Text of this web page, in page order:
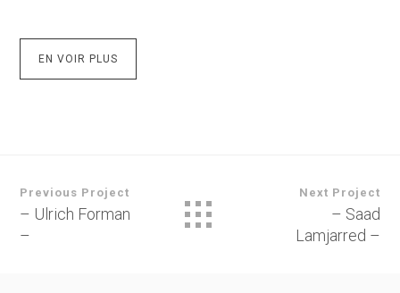
EN VOIR PLUS
Previous Project
– Ulrich Forman
–
Next Project
– Saad
Lamjarred –